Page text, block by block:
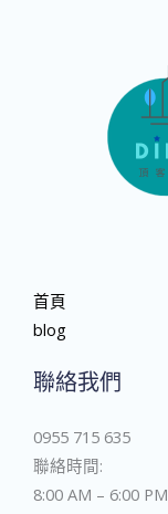
首頁
blog
聯絡我們
0955 715 635
聯絡時間:
8:00 AM – 6:00 PM